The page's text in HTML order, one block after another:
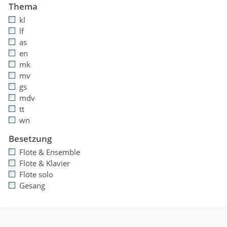
Thema
kl
lf
as
en
mk
mv
gs
mdv
tt
wn
Besetzung
Flöte & Ensemble
Flöte & Klavier
Flöte solo
Gesang